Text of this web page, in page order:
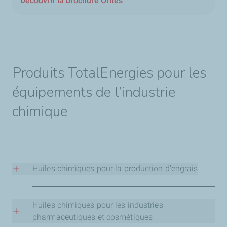
Produits TotalEnergies pour les
équipements de l’industrie
chimique
Huiles chimiques pour la production d’engrais
Les produits de TotalEnergies sont formulés pour résister
à des pressions élevées, à des températures extrêmes et
à l’exposition à l’ammoniac et aux catalyseurs. Ils
Huiles chimiques pour les industries
pharmaceutiques et cosmétiques